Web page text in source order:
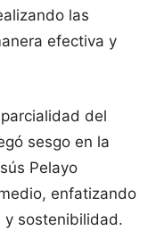
las
efectiva y
del
sesgo en la
Pelayo
enfatizando
y sostenibilidad.